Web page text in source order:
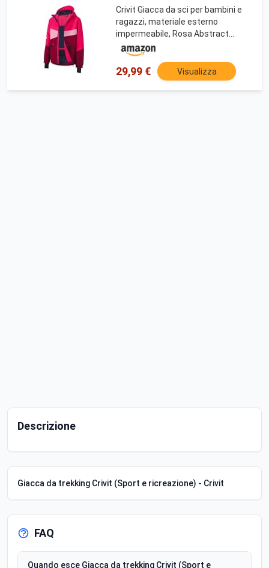
Crivit Giacca da sci per bambini e
ragazzi, materiale esterno
impermeabile, Rosa Abstract
(158/164), 134-164
29,99 € Visualizza
Descrizione
Giacca da trekking Crivit (Sport e ricreazione) - Crivit
FAQ
Quando esce Giacca da trekking Crivit (Sport e